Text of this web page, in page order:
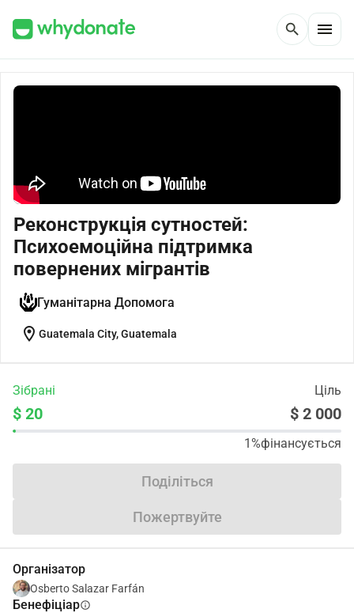
search menu
Реконструкція сутностей:
Психоемоційна підтримка
повернених мігрантів
Гуманітарна Допомога
location_on Guatemala City, Guatemala
Зібрані Ціль
$ 20 $ 2 000
1%фінансується
Поділіться
Пожертвуйте
Організатор
Osberto Salazar Farfán
Бенефіціарinfo